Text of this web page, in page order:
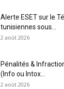
Alerte ESET sur le
tunisiennes sous...
2 août 2026
Pénalités &
(Info ou Intox...
2 août 2026